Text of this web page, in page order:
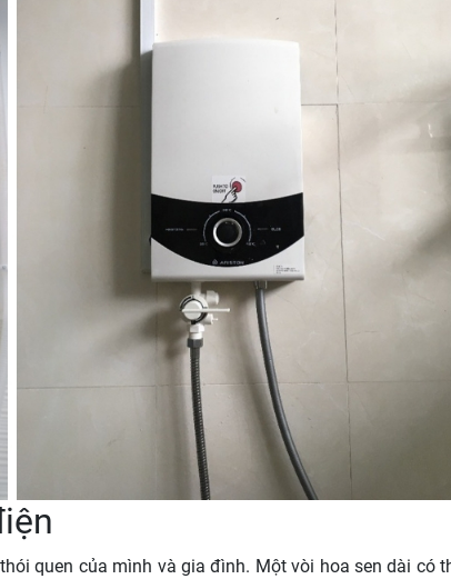
quen của mình và gia đình. Một vòi hoa sen dài có